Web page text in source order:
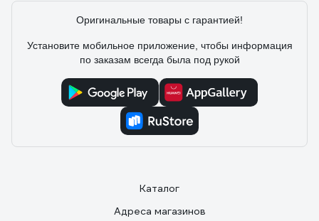
Оригинальные товары с гарантией!
Установите мобильное приложение, чтобы информация
по заказам всегда была под рукой
Каталог
Адреса магазинов